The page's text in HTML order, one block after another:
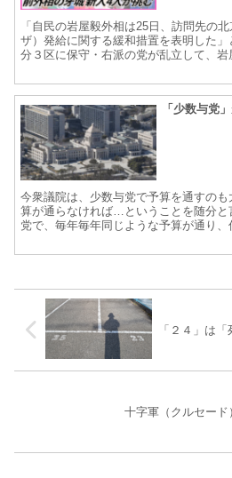
「自民の岩屋毅外相は25日、訪問先の
ザ）発給に関する緩和措置を表明した
分３区に保守・右派の党が乱立して、
いると、ニュースでやっていた。 総
「少数与党
今衆議院は、少数与党で予算を通すの
算が通らなければ…ということを随分と
党で、毎年毎年同じような予算が通り
れないような状態が長年に亘って続い
大...
「２４」は「
十字軍（クルセード